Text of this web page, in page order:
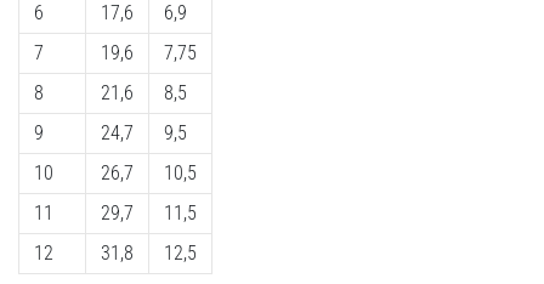
6
7
8
9
10
11
12
17,6
19,6
21,6
24,7
26,7
29,7
31,8
6,9
7,75
8,5
9,5
10,5
11,5
12,5